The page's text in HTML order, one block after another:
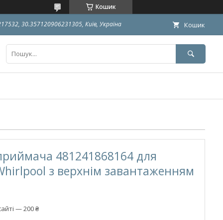
Кошик
30.357120906231305, Київ, Україна Кошик
481241868164 для
з верхнім завантаженням
— 200 ₴